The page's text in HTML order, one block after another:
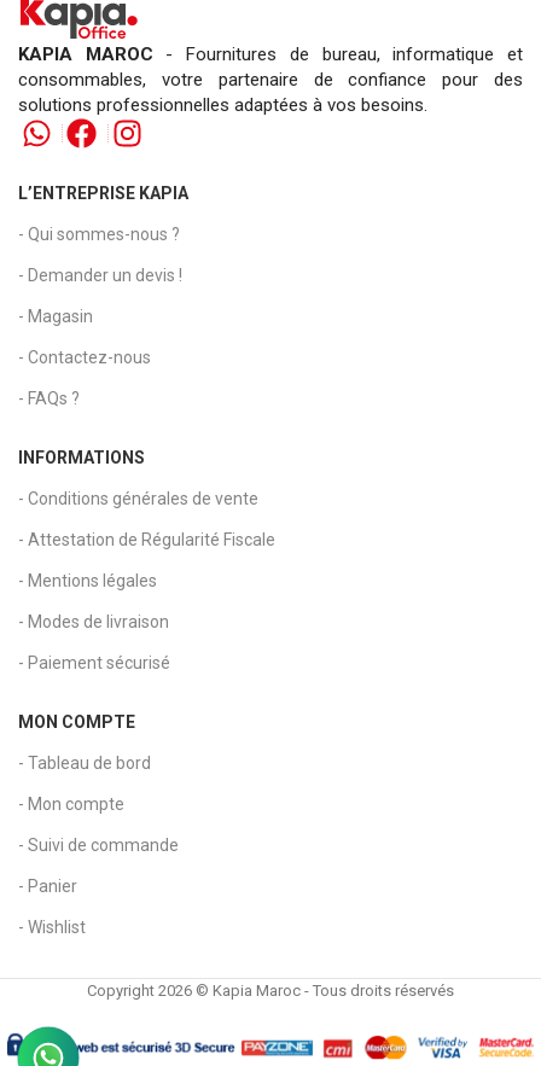
KAPIA MAROC - Fournitures de bureau, informatique et
consommables, votre partenaire de confiance pour des
solutions professionnelles adaptées à vos besoins.
L’ENTREPRISE KAPIA
- Qui sommes-nous ?
- Demander un devis !
- Magasin
- Contactez-nous
- FAQs ?
INFORMATIONS
- Conditions générales de vente
- Attestation de Régularité Fiscale
- Mentions légales
- Modes de livraison
- Paiement sécurisé
MON COMPTE
- Tableau de bord
- Mon compte
- Suivi de commande
- Panier
- Wishlist
Copyright 2026 © Kapia Maroc - Tous droits réservés